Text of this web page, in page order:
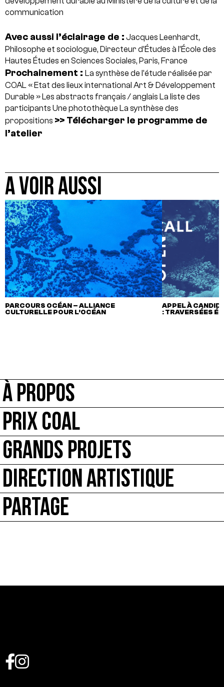
communication
Avec aussi l’éclairage de : Jacques Leenhardt,
Philosophe et sociologue, Directeur d’Études à l’École des
Hautes Études en Sciences Sociales, Paris, France
Prochainement : La synthèse de l’étude réalisée par
COAL « Etat des lieux international Art & Développement
Durable » Les abstracts français / anglais La liste des
participants Une photothèque La synthèse des
propositions >> Télécharger le programme de
l’atelier
A VOIR AUSSI
PARCOURS OCÉAN – ALLIANCE
CULTURELLE POUR L’OCÉAN
APPEL À
: TRAVERSÉES
À PROPOS
PRIX COAL
GRANDS PROJETS
DIRECTION ARTISTIQUE
PARTAGE